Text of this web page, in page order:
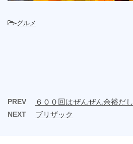
-グルメ
PREV ６００回はぜんぜん余裕だし
NEXT ブリザック